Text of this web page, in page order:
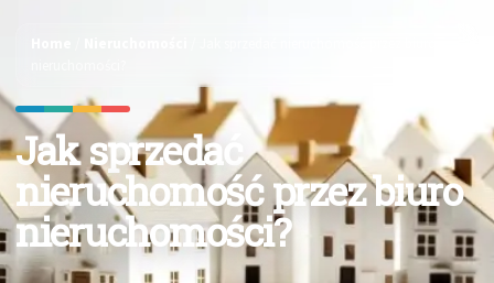
Jak sprzedać
nieruchomość przez biuro
nieruchomości?